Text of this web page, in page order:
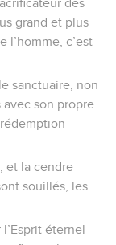
des
grand et plus
l’homme, c’est-
sanctuaire, non
avec son propre
et la cendre
souillés, les
éternel